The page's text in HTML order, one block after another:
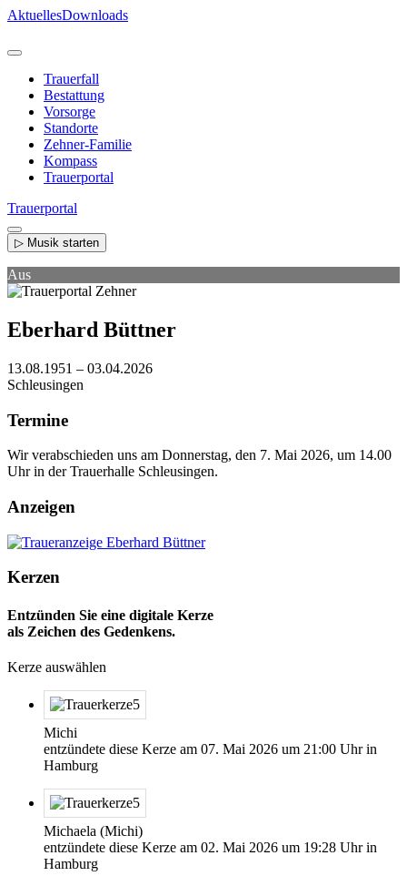
Direkt
Inhalt
AktuellesDownloads
Trauerfall
Bestattung
Vorsorge
Standorte
Zehner-Familie
Kompass
Trauerportal
Trauerportal
▷ Musik starten
Aus
Eberhard Büttner
13.08.1951 – 03.04.2026
Schleusingen
Termine
Wir verabschieden uns am Donnerstag, den 7. Mai 2026, um 14.00
Uhr in der Trauerhalle Schleusingen.
Anzeigen
Kerzen
Entzünden Sie eine digitale Kerze
als Zeichen des Gedenkens.
Kerze auswählen
Michi
entzündete diese Kerze am 07. Mai 2026 um 21:00 Uhr in
Hamburg
Michaela (Michi)
entzündete diese Kerze am 02. Mai 2026 um 19:28 Uhr in
Hamburg